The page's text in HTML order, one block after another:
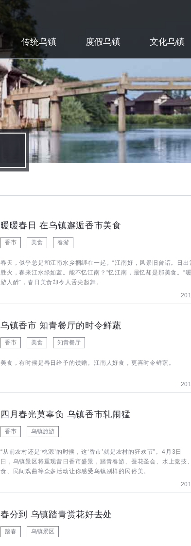
传统乌镇 度假乌镇 文化乌镇
暖暖春日 在乌镇邂逅香市美食
香市 美食 春游
春天，似乎总是和江南水乡捆绑在一起。“江南好，风景旧曾谙。日出
胜火，春来江水绿如蓝。能不忆江南？”忆江南，最忆却是那美食。“
游人醉”，春日美食却令人舌尖起舞。
乌镇香市 知青餐厅的时令鲜蔬
香市 美食 知青餐厅
美食，有时候是春日给予的馈赠。江南人好食，更喜时令鲜蔬。
四月春光莫辜负 乌镇香市轧闹猛
香市 乌镇旅游
“从前农村还是‘桃源’的时候，这‘香市’就是农村的狂欢节”。4月3日
日，乌镇景区将重现昔日香市盛景，踏青春游、蚕花圣会、水上竞技
食、民间戏曲等众多活动让你感受乌镇别样的民俗美。
春分到 乌镇踏青赏花好去处
踏春 乌镇景区